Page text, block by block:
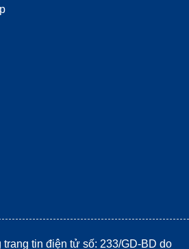
trang tin điện tử số: 233/GD-BD do